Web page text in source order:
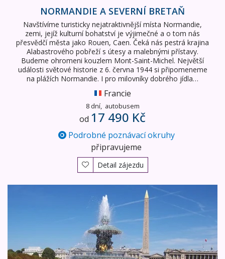
NORMANDIE A SEVERNÍ BRETAŇ
Navštívíme turisticky nejatraktivnější místa Normandie,
zemi, jejíž kulturní bohatství je výjimečné a o tom nás
přesvědčí města jako Rouen, Caen. Čeká nás pestrá krajina
Alabastrového pobřeží s útesy a malebnými přístavy.
Budeme ohromeni kouzlem Mont-Saint-Michel. Největší
události světové historie z 6. června 1944 si připomeneme
na plážích Normandie. I pro milovníky dobrého jídla…
Francie
8 dní, autobusem
od 17 490 Kč
Podrobné poznávací okruhy
připravujeme
Detail zájezdu